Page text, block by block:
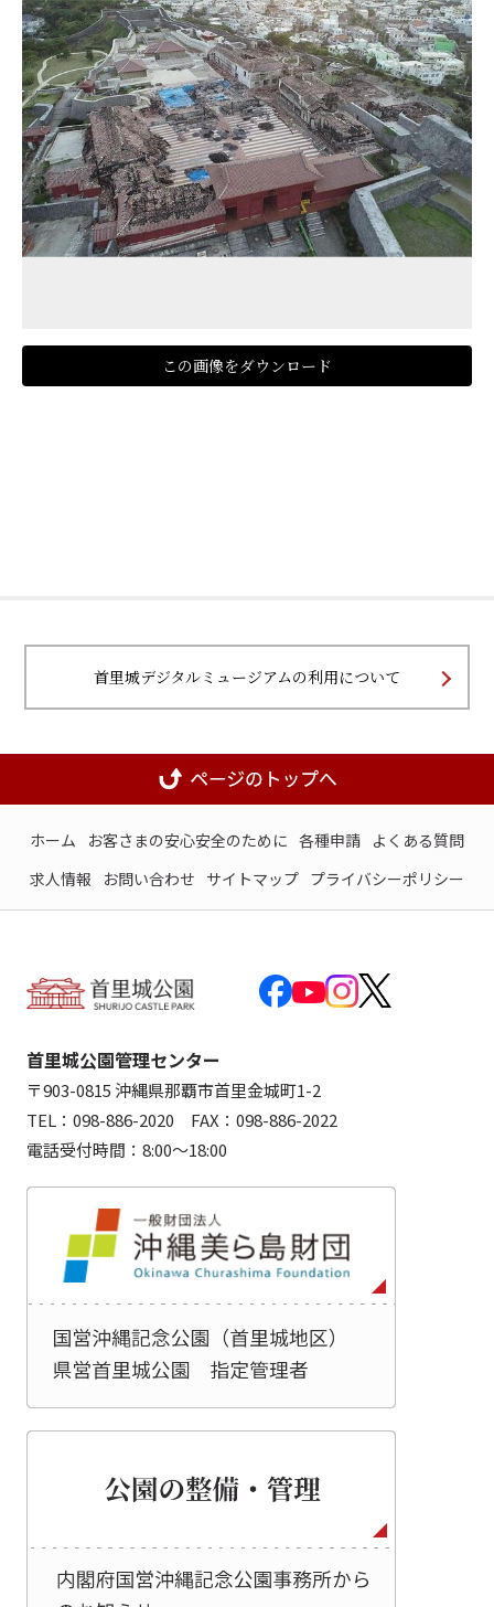
この画像をダウンロード
首里城デジタルミュージアムの利用について
ホーム お客さまの安心安全のために 各種申請 よくある質問
求人情報
お問い合わせ サイトマップ プライバシーポリシー
首里城公園管理センター
〒903-0815 沖縄県那覇市首里金城町1-2
TEL：098-886-2020 FAX：098-886-2022
電話受付時間：8:00～18:00